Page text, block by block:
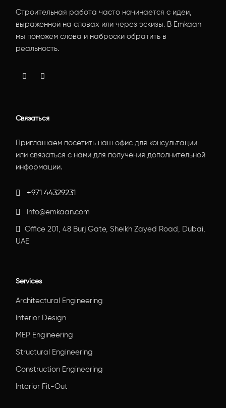
Строительная работа часто начинается с идеи,
выраженной на словах или через эскизы. В Emkaan
мы поможем слова и наброски обратить в
реальность.
Связаться
Приглашаем посетить наш офис для консультации
или связаться с нами для получения дополнительной
информации.
+971 44329231
Info@emkaan.com
Office 201, 48 Burj Gate, Sheikh Zayed Road, Dubai,
UAE
Services
Architectural Engineering
Interior Design
MEP Engineering
Structural Engineering
Construction Engineering
Interior Fit-Out